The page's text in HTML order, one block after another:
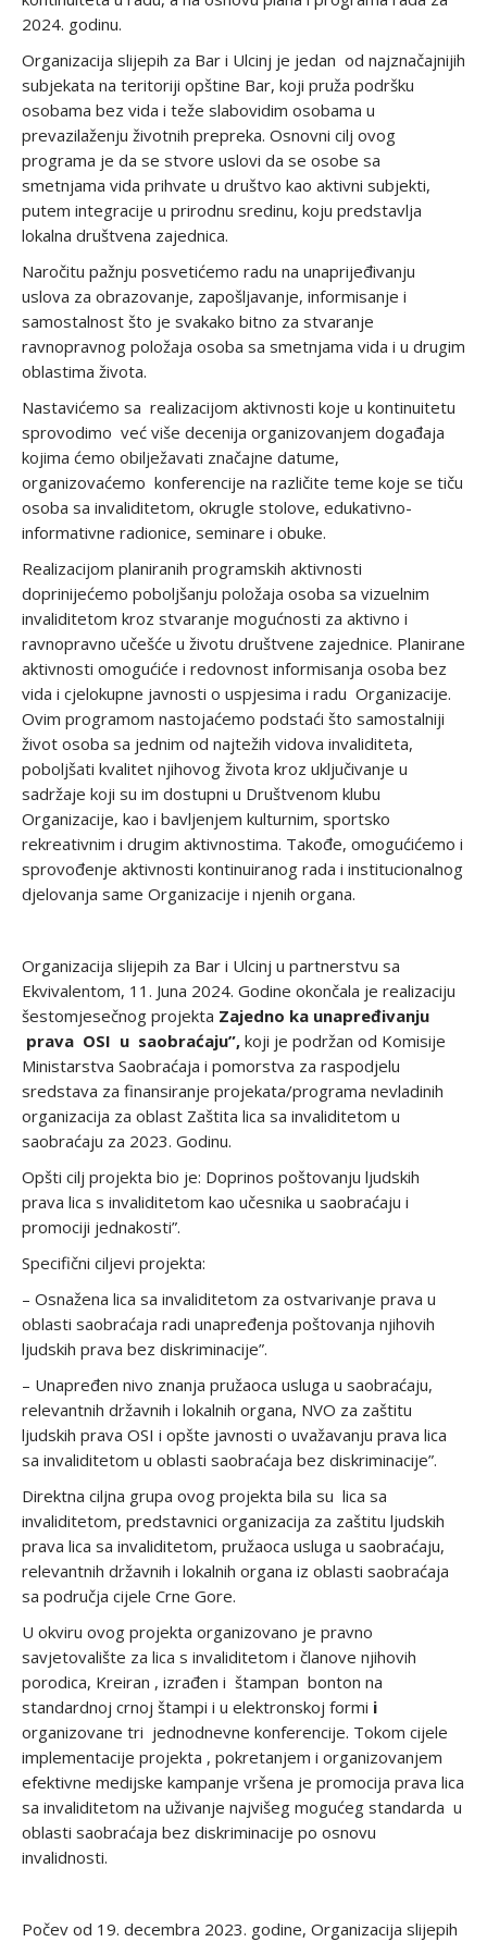
2024. godinu.
Organizacija slijepih za Bar i Ulcinj je jedan od najznačajnijih
subjekata na teritoriji opštine Bar, koji pruža podršku
osobama bez vida i teže slabovidim osobama u
prevazilaženju životnih prepreka. Osnovni cilj ovog
programa je da se stvore uslovi da se osobe sa
smetnjama vida prihvate u društvo kao aktivni subjekti,
putem integracije u prirodnu sredinu, koju predstavlja
lokalna društvena zajednica.
Naročitu pažnju posvetićemo radu na unaprijeđivanju
uslova za obrazovanje, zapošljavanje, informisanje i
samostalnost što je svakako bitno za stvaranje
ravnopravnog položaja osoba sa smetnjama vida i u drugim
oblastima života.
Nastavićemo sa realizacijom aktivnosti koje u kontinuitetu
sprovodimo već više decenija organizovanjem događaja
kojima ćemo obilježavati značajne datume,
organizovaćemo konferencije na različite teme koje se tiču
osoba sa invaliditetom, okrugle stolove, edukativno-
informativne radionice, seminare i obuke.
Realizacijom planiranih programskih aktivnosti
doprinijećemo poboljšanju položaja osoba sa vizuelnim
invaliditetom kroz stvaranje mogućnosti za aktivno i
ravnopravno učešće u životu društvene zajednice. Planirane
aktivnosti omogućiće i redovnost informisanja osoba bez
vida i cjelokupne javnosti o uspjesima i radu Organizacije.
Ovim programom nastojaćemo podstaći što samostalniji
život osoba sa jednim od najtežih vidova invaliditeta,
poboljšati kvalitet njihovog života kroz uključivanje u
sadržaje koji su im dostupni u Društvenom klubu
Organizacije, kao i bavljenjem kulturnim, sportsko
rekreativnim i drugim aktivnostima. Takođe, omogućićemo i
sprovođenje aktivnosti kontinuiranog rada i institucionalnog
djelovanja same Organizacije i njenih organa.
Organizacija slijepih za Bar i Ulcinj u partnerstvu sa
Ekvivalentom, 11. Juna 2024. Godine okončala je realizaciju
šestomjesečnog projekta Zajedno ka unapređivanju
prava OSI u saobraćaju”, koji je podržan od Komisije
Ministarstva Saobraćaja i pomorstva za raspodjelu
sredstava za finansiranje projekata/programa nevladinih
organizacija za oblast Zaštita lica sa invaliditetom u
saobraćaju za 2023. Godinu.
Opšti cilj projekta bio je: Doprinos poštovanju ljudskih
prava lica s invaliditetom kao učesnika u saobraćaju i
promociji jednakosti”.
Specifični ciljevi projekta:
– Osnažena lica sa invaliditetom za ostvarivanje prava u
oblasti saobraćaja radi unapređenja poštovanja njihovih
ljudskih prava bez diskriminacije”.
– Unapređen nivo znanja pružaoca usluga u saobraćaju,
relevantnih državnih i lokalnih organa, NVO za zaštitu
ljudskih prava OSI i opšte javnosti o uvažavanju prava lica
sa invaliditetom u oblasti saobraćaja bez diskriminacije”.
Direktna ciljna grupa ovog projekta bila su lica sa
invaliditetom, predstavnici organizacija za zaštitu ljudskih
prava lica sa invaliditetom, pružaoca usluga u saobraćaju,
relevantnih državnih i lokalnih organa iz oblasti saobraćaja
sa područja cijele Crne Gore.
U okviru ovog projekta organizovano je pravno
savjetovalište za lica s invaliditetom i članove njihovih
porodica, Kreiran , izrađen i štampan bonton na
standardnoj crnoj štampi i u elektronskoj formi i
organizovane tri jednodnevne konferencije. Tokom cijele
implementacije projekta , pokretanjem i organizovanjem
efektivne medijske kampanje vršena je promocija prava lica
sa invaliditetom na uživanje najvišeg mogućeg standarda u
oblasti saobraćaja bez diskriminacije po osnovu
invalidnosti.
Počev od 19. decembra 2023. godine, Organizacija slijepih